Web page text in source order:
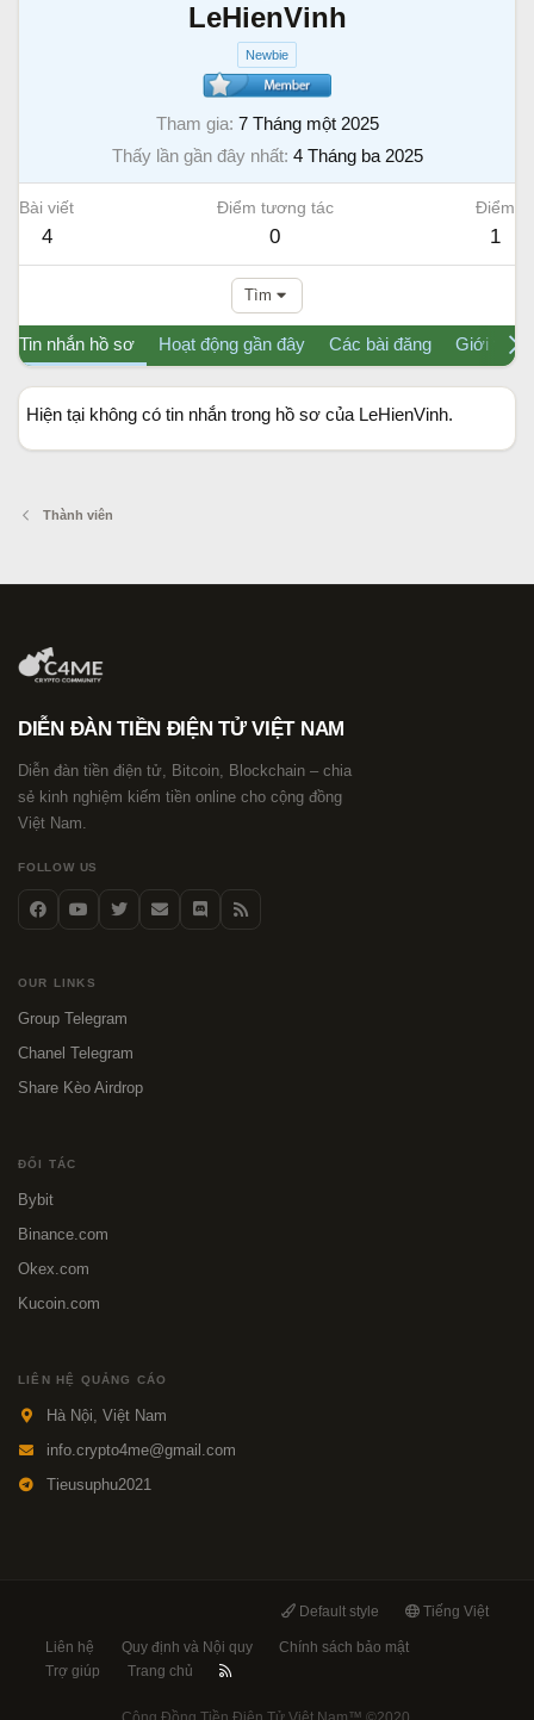
LeHienVinh
Newbie
Tham gia 7 Tháng một 2025
Thấy lần gần đây nhất 4 Tháng ba 2025
Bài viết
4
Điểm tương tác
0
Điểm
1
Tìm
Tin nhắn hồ sơ Hoạt động gần đây Các bài đăng Giới thiệu
Hiện tại không có tin nhắn trong hồ sơ của LeHienVinh.
Thành viên
DIỄN ĐÀN TIỀN ĐIỆN TỬ VIỆT NAM
Diễn đàn tiền điện tử, Bitcoin, Blockchain – chia
sẻ kinh nghiệm kiếm tiền online cho cộng đồng
Việt Nam.
FOLLOW US
OUR LINKS
Group Telegram
Chanel Telegram
Share Kèo Airdrop
ĐỐI TÁC
Bybit
Binance.com
Okex.com
Kucoin.com
LIÊN HỆ QUẢNG CÁO
Hà Nội, Việt Nam
info.crypto4me@gmail.com
Tieusuphu2021
Default style Tiếng Việt
Liên hệ Quy định và Nội quy
Chính sách bảo mật
Trợ giúp
Trang chủ